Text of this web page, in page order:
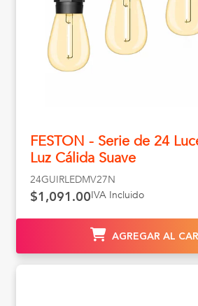
FESTON - Serie de 24
Luz Cálida Suave
24GUIRLEDMV27N
$1,091.00IVA Incluido
AGREGAR AL